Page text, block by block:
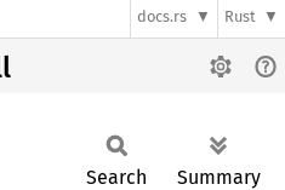
docs.rs Rust
Search Summary